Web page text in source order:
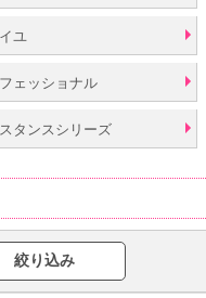
ユ
ェッショナル
タンスシリーズ
絞り込み